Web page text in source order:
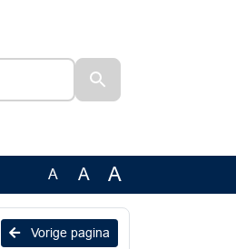
A A A
Vorige pagina